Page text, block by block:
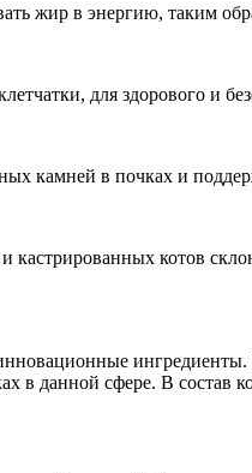
жир в энергию, таким
для здорового и
камней в почках и
котов
данной сфере. В состав